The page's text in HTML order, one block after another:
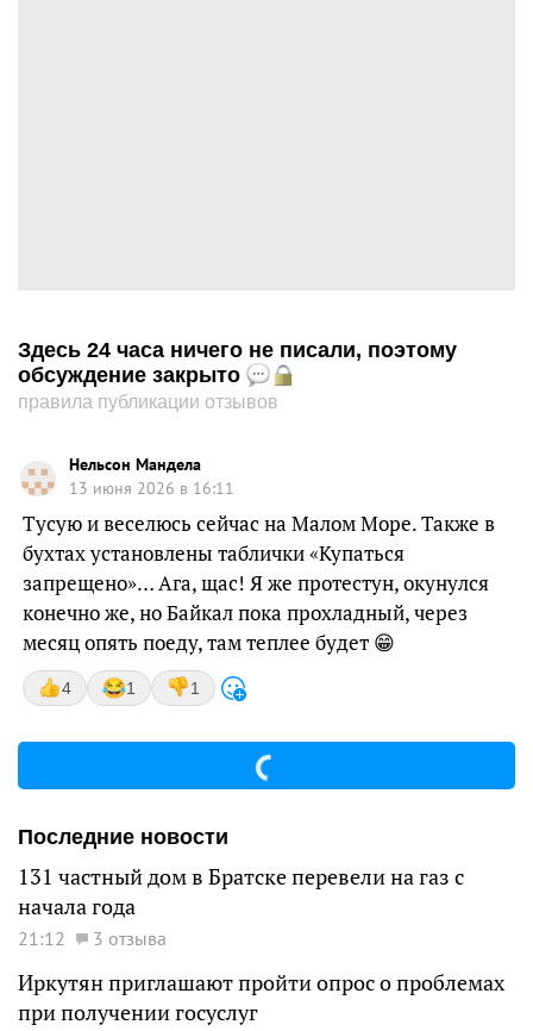
Здесь 24 часа ничего не писали, поэтому
обсуждение закрыто
правила публикации отзывов
Нельсон Мандела
13 июня 2026 в 16:11
Тусую и веселюсь сейчас на Малом Море. Также в
бухтах установлены таблички «Купаться
запрещено»… Ага, щас! Я же протестун, окунулся
конечно же, но Байкал пока прохладный, через
месяц опять поеду, там теплее будет 😁
4 1 1
Последние новости
131 частный дом в Братске перевели на газ с
начала года
21:12 3 отзыва
Иркутян приглашают пройти опрос о проблемах
при получении госуслуг